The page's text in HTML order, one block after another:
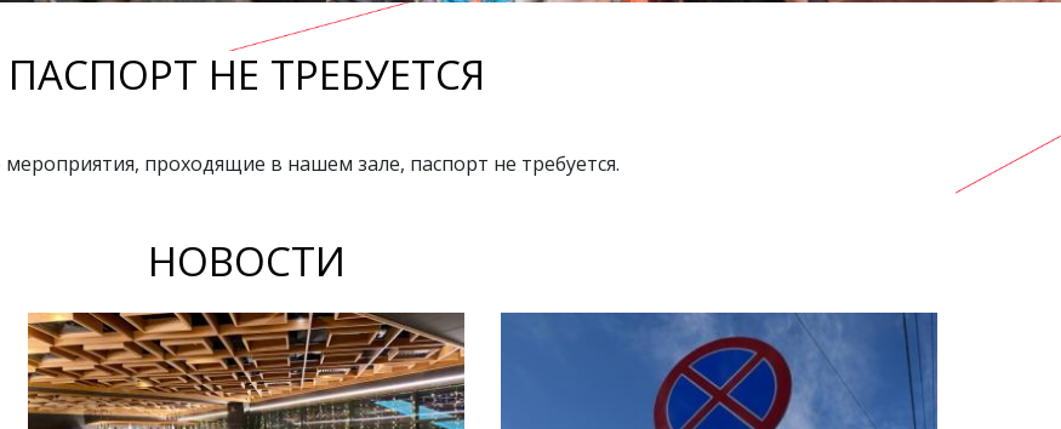
ПАСПОРТ НЕ ТРЕБУЕТСЯ
проходящие в нашем зале, паспорт не требуется.
НОВОСТИ